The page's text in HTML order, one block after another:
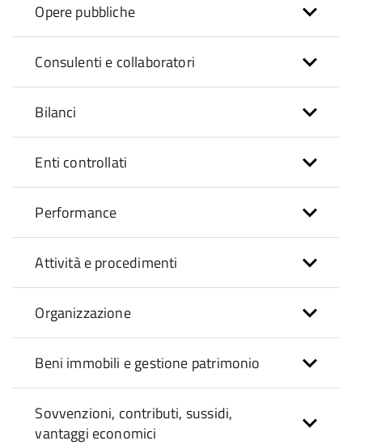
Opere pubbliche
Consulenti e collaboratori
Bilanci
Enti controllati
Performance
Attività e procedimenti
Organizzazione
Beni immobili e gestione patrimonio
Sovvenzioni, contributi, sussidi,
vantaggi economici